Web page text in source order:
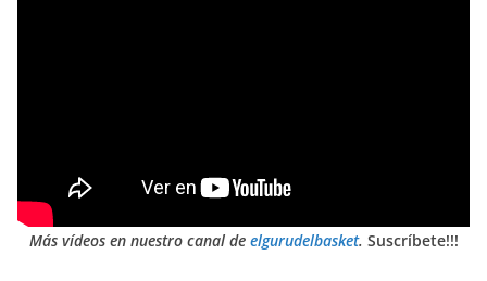
Más vídeos en nuestro canal de elgurudelbasket. Suscríbete!!!